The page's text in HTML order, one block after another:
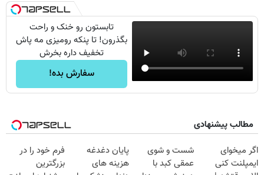
تابستون رو خنک و راحت
بگذرون! تا پنکه رومیزی مه پاش
تخفیف داره بخرش
سفارش بده!
مطالب پیشنهادی
اگر میخوای
ایمپلنت کنی
شست و شوی
عمقی کبد با
پایان دغدغه
هزینه های
فرم خود را در
بزرگترین